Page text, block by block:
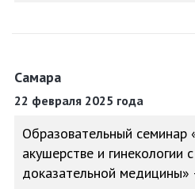
Самара
22 февраля 2025 года
Образовательный семинар
акушерстве и гинекологии
доказательной